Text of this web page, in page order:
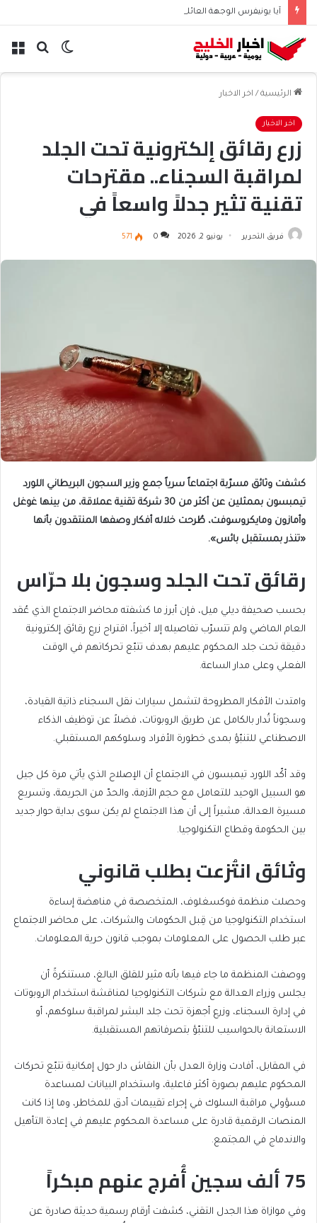
آيا يونيفرس الوجهة العائلية المثالية للترفيه والمغامرات
بحث الوضع
الرئيسية / اخر الاخبار
اخر الاخبار
زرع رقائق إلكترونية تحت الجلد
لمراقبة السجناء.. مقترحات
تقنية تثير جدلاً واسعاً في
بريطانيا – أخبار السعودية
فريق التحرير يونيو 2, 2026 0
571
كشفت وثائق مسرّبة اجتماعاً سرياً جمع وزير السجون البريطاني اللورد
تيمبسون بممثلين عن أكثر من 30 شركة تقنية عملاقة، من بينها غوغل
وأمازون ومايكروسوفت، طُرحت خلاله أفكار وصفها المنتقدون بأنها
«تنذر بمستقبل بائس».
رقائق تحت الجلد وسجون بلا حرّاس
بحسب صحيفة ديلي ميل، فإن أبرز ما كشفته محاضر الاجتماع الذي عُقد
العام الماضي ولم تتسرّب تفاصيله إلا أخيراً، اقتراح زرع رقائق إلكترونية
دقيقة تحت جلد المحكوم عليهم بهدف تتبّع تحركاتهم في الوقت
الفعلي وعلى مدار الساعة.
وامتدت الأفكار المطروحة لتشمل سيارات نقل السجناء ذاتية القيادة،
وسجوناً تُدار بالكامل عن طريق الروبوتات، فضلاً عن توظيف الذكاء
الاصطناعي للتنبّؤ بمدى خطورة الأفراد وسلوكهم المستقبلي.
وقد أكّد اللورد تيمبسون في الاجتماع أن الإصلاح الذي يأتي مرة كل جيل
هو السبيل الوحيد للتعامل مع حجم الأزمة، والحدّ من الجريمة، وتسريع
مسيرة العدالة، مشيراً إلى أن هذا الاجتماع لم يكن سوى بداية حوار جديد
بين الحكومة وقطاع التكنولوجيا.
وثائق انتُزعت بطلب قانوني
وحصلت منظمة فوكسغلوف، المتخصصة في مناهضة إساءة
استخدام التكنولوجيا من قِبل الحكومات والشركات، على محاضر الاجتماع
عبر طلب الحصول على المعلومات بموجب قانون حرية المعلومات.
ووصفت المنظمة ما جاء فيها بأنه مثير للقلق البالغ، مستنكرةً أن
يجلس وزراء العدالة مع شركات التكنولوجيا لمناقشة استخدام الروبوتات
في إدارة السجناء، وزرع أجهزة تحت جلد البشر لمراقبة سلوكهم، أو
الاستعانة بالحواسيب للتنبّؤ بتصرفاتهم المستقبلية.
في المقابل، أفادت وزارة العدل بأن النقاش دار حول إمكانية تتبّع تحركات
المحكوم عليهم بصورة أكثر فاعلية، واستخدام البيانات لمساعدة
مسؤولي مراقبة السلوك في إجراء تقييمات أدق للمخاطر، وما إذا كانت
المنصات الرقمية قادرة على مساعدة المحكوم عليهم في إعادة التأهيل
والاندماج في المجتمع.
75 ألف سجين أُفرج عنهم مبكراً
وفي موازاة هذا الجدل التقني، كشفت أرقام رسمية حديثة صادرة عن